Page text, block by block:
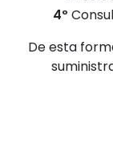
4º
De esta